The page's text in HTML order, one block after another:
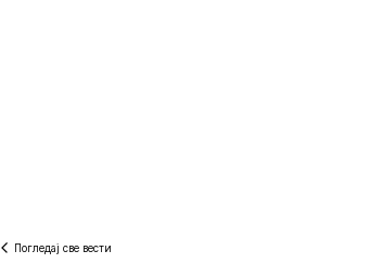
Погледај све вести